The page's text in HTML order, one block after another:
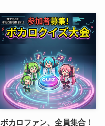
ボカロファン、全員集合！